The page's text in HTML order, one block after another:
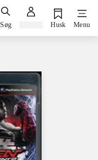
Søg Husk Menu